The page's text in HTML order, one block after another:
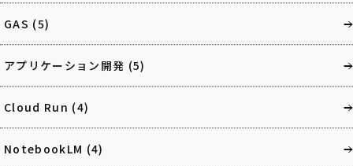
GAS (5)
アプリケーション開発 (5)
Cloud Run (4)
NotebookLM (4)